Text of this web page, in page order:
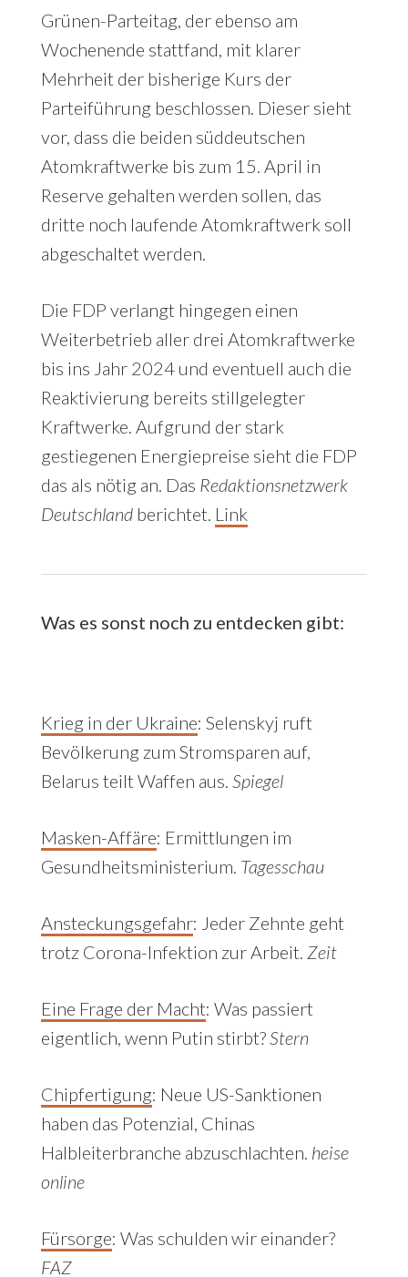
Grünen-Parteitag, der ebenso am
Wochenende stattfand, mit klarer
Mehrheit der bisherige Kurs der
Parteiführung beschlossen. Dieser sieht
vor, dass die beiden süddeutschen
Atomkraftwerke bis zum 15. April in
Reserve gehalten werden sollen, das
dritte noch laufende Atomkraftwerk soll
abgeschaltet werden.
Die FDP verlangt hingegen einen
Weiterbetrieb aller drei Atomkraftwerke
bis ins Jahr 2024 und eventuell auch die
Reaktivierung bereits stillgelegter
Kraftwerke. Aufgrund der stark
gestiegenen Energiepreise sieht die FDP
das als nötig an. Das Redaktionsnetzwerk
Deutschlandberichtet. Link
Was es sonst noch zu entdecken gibt:
Krieg in der Ukraine: Selenskyj ruft
Bevölkerung zum Stromsparen auf,
Belarus teilt Waffen aus. Spiegel
Masken-Affäre: Ermittlungen im
Gesundheitsministerium. Tagesschau
Ansteckungsgefahr: Jeder Zehnte geht
trotz Corona-Infektion zur Arbeit. Zeit
Eine Frage der Macht: Was passiert
eigentlich, wenn Putin stirbt? Stern
Chipfertigung: Neue US-Sanktionen
haben das Potenzial, Chinas
Halbleiterbranche abzuschlachten. heise
online
Fürsorge: Was schulden wir einander?
FAZ